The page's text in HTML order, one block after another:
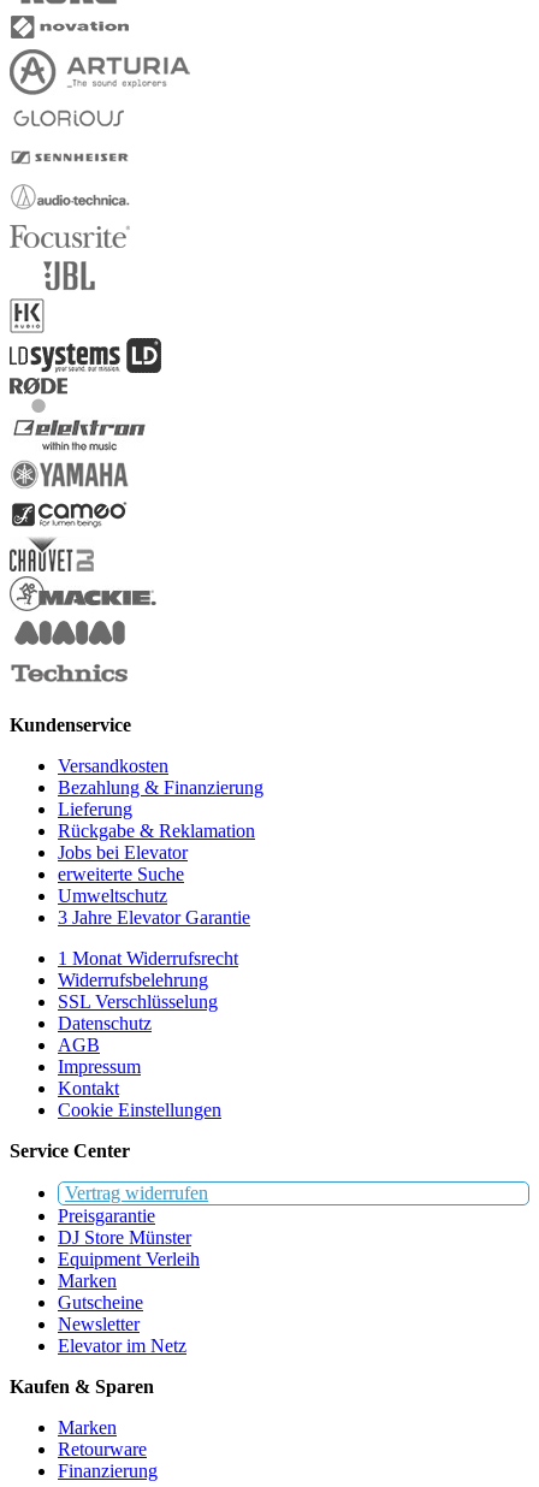
Kundenservice
Versandkosten
Bezahlung & Finanzierung
Lieferung
Rückgabe & Reklamation
Jobs bei Elevator
erweiterte Suche
Umweltschutz
3 Jahre Elevator Garantie
1 Monat Widerrufsrecht
Widerrufsbelehrung
SSL Verschlüsselung
Datenschutz
AGB
Impressum
Kontakt
Cookie Einstellungen
Service Center
Vertrag widerrufen
Preisgarantie
DJ Store Münster
Equipment Verleih
Marken
Gutscheine
Newsletter
Elevator im Netz
Kaufen & Sparen
Marken
Retourware
Finanzierung